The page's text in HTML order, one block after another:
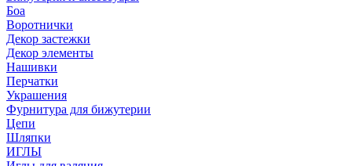
Боа
Воротнички
Декор застежки
Декор элементы
Нашивки
Перчатки
Украшения
Фурнитура для бижутерии
Цепи
Шляпки
ИГЛЫ